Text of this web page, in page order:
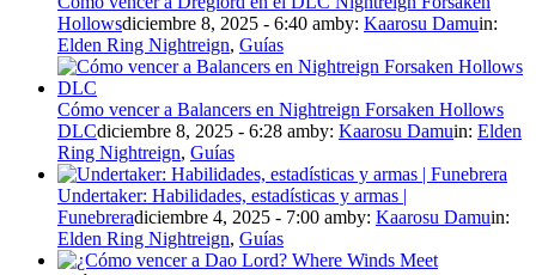
Hollowsdiciembre 8, 2025 - 6:40 amby: Kaarosu Damuin:
Elden Ring Nightreign, Guías
Cómo vencer a Balancers en Nightreign Forsaken Hollows
DLCdiciembre 8, 2025 - 6:28 amby: Kaarosu Damuin: Elden
Ring Nightreign, Guías
Undertaker: Habilidades, estadísticas y armas |
Funebreradiciembre 4, 2025 - 7:00 amby: Kaarosu Damuin:
Elden Ring Nightreign, Guías